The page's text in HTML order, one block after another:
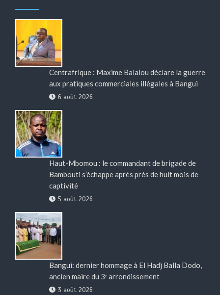
Centrafrique : Maxime Balalou déclare la guerre
aux pratiques commerciales illégales à Bangui
6 août 2026
Haut-Mbomou : le commandant de brigade de
Bambouti s’échappe après près de huit mois de
captivité
5 août 2026
Bangui: dernier hommage à El Hadj Balla Dodo,
ancien maire du 3ᵉ arrondissement
3 août 2026